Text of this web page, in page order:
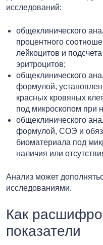
исследований:
общеклинического
процентного
лейкоцитов и
эритроцитов;
общеклинического
формулой,
красных кровяных
под микроскопом при
общеклинического
формулой, СОЭ и
биоматериала под
наличия или
Анализ может
исследованиями.
Как
показатели